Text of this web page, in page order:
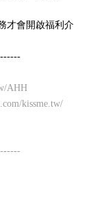
才會開啟福利介
AHH
kissme.tw/